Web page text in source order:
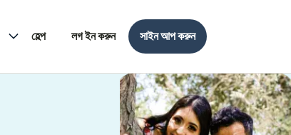
হেল্প লগ ইন করুন সাইন আপ করুন